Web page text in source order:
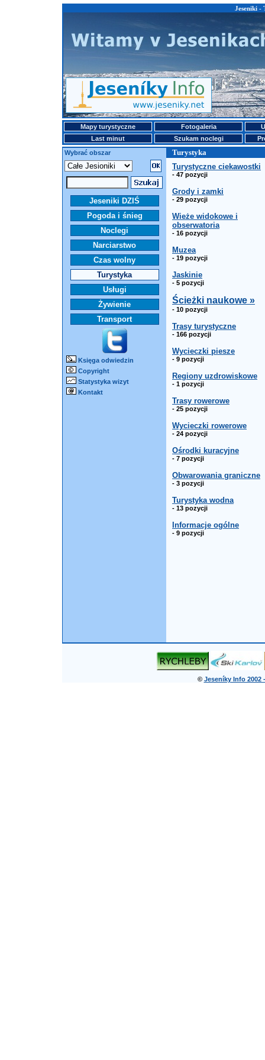
Jeseniki -
Mapy turystyczne Fotogaleria
Last minut
Szukam noclegi
Wybrać obszar
Turystyka
Jeseniki DZIŚ
Pogoda i śnieg
Noclegi
Narciarstwo
Czas wolny
Turystyka
Usługi
Żywienie
Transport
Księga odwiedzin
Copyright
Statystyka wizyt
Kontakt
Turystyczne ciekawostki
- 47 pozycji
Grody i zamki
- 29 pozycji
Wieże widokowe i
obserwatoria
- 16 pozycji
Muzea
- 19 pozycji
Jaskinie
- 5 pozycji
Ścieżki naukowe »
- 10 pozycji
Trasy turystyczne
- 166 pozycji
Wycieczki piesze
- 9 pozycji
Regiony uzdrowiskowe
- 1 pozycji
Trasy rowerowe
- 25 pozycji
Wycieczki rowerowe
- 24 pozycji
Ośrodki kuracyjne
- 7 pozycji
Obwarowania graniczne
- 3 pozycji
Turystyka wodna
- 13 pozycji
Informacje ogólne
- 9 pozycji
© Jeseníky Info 2002